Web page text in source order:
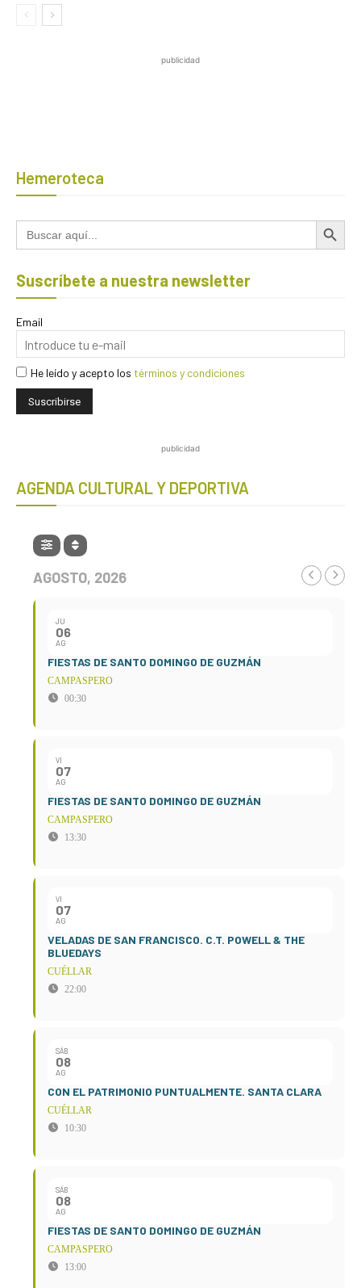
publicidad
Hemeroteca
Buscar: Botón de
Suscríbete a nuestra newsletter
Email
He leído y acepto los términos y condiciones
publicidad
AGENDA CULTURAL Y DEPORTIVA
AGOSTO, 2026
JU
06
AG
FIESTAS DE SANTO DOMINGO DE GUZMÁN
CAMPASPERO
00:30
VI
07
AG
FIESTAS DE SANTO DOMINGO DE GUZMÁN
CAMPASPERO
13:30
VI
07
AG
VELADAS DE SAN FRANCISCO. C.T. POWELL & THE
BLUEDAYS
CUÉLLAR
22:00
SÁB
08
AG
CON EL PATRIMONIO PUNTUALMENTE. SANTA CLARA
CUÉLLAR
10:30
SÁB
08
AG
FIESTAS DE SANTO DOMINGO DE GUZMÁN
CAMPASPERO
13:00